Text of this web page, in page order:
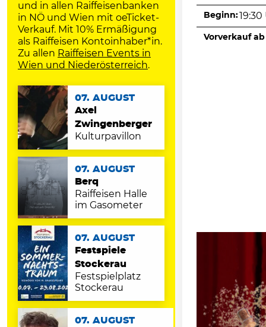
Beginn:
Vorverkauf ab
und in allen Raiffeisenbanken
in NÖ und Wien mit oeTicket-
Verkauf. Mit 10% Ermäßigung
als Raiffeisen Kontoinhaber*in.
Zu allen Raiffeisen Events in
Wien und Niederösterreich.
07. AUGUST
Axel
Zwingenberger
Kulturpavillon
07. AUGUST
Berq
Raiffeisen Halle
im Gasometer
07. AUGUST
Festspiele
Stockerau
Festspielplatz
Stockerau
07. AUGUST